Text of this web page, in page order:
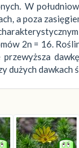
W
a poza
2n = 16.
dużych